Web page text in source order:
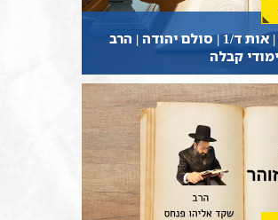
הקדמה לספר הזוהר | אות ד/1 | סולם יהודה | הרב
קבלה